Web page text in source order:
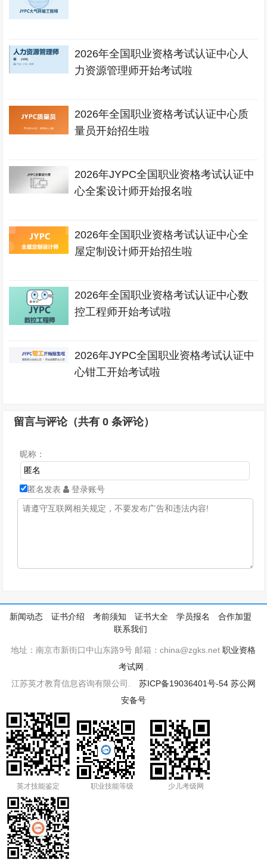
2026年全国职业资格考试认证中心人
力资源管理师开始考试啦
2026年全国职业资格考试认证中心质
量员开始招生啦
2026年JYPC全国职业资格考试认证中
心全案设计师开始报名啦
2026年全国职业资格考试认证中心全
屋定制设计师开始招生啦
2026年全国职业资格考试认证中心数
控工程师开始考试啦
2026年JYPC全国职业资格考试认证中
心钳工开始考试啦
留言与评论（共有0 条评论）
昵称：
匿名发表 登录账号
新闻动态 证书介绍 考前须知 证书大全 学员报名
合作加盟
联系我们
地址：南京市新街口中山东路9号 邮箱：china@zgks.net职业资格
考试网
江苏英才教育信息咨询有限公司. 苏ICP备19036401号-54 苏公网
安备号
英才技能鉴定 职业技能等级 少儿考级网